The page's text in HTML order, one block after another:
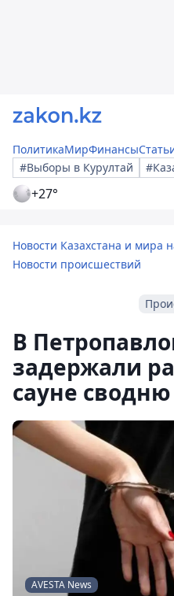
ПолитикаМирФинансы
#Выборы в Курултай
+27°
Новости Казахстана и мира
Новости происшествий
В
задержали
сауне сводню
AVESTA News